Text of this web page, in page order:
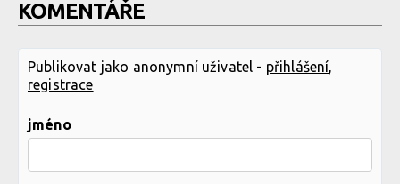
KOMENTÁŘE
Publikovat jako anonymní uživatel - přihlášení,
registrace
jméno